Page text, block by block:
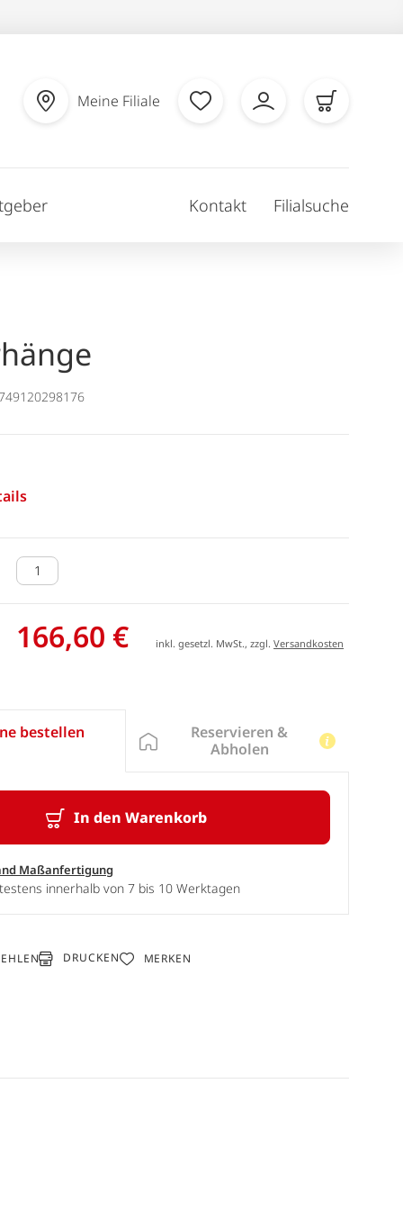
Meine Filiale
Kontakt Filialsuche
166,60 € inkl. gesetzl. MwSt., zzgl.Versandkosten
bestellen
In den Warenkorb
Maßanfertigung
innerhalb von 7 bis 10 Werktagen
Reservieren &
Abholen
DRUCKEN MERKEN